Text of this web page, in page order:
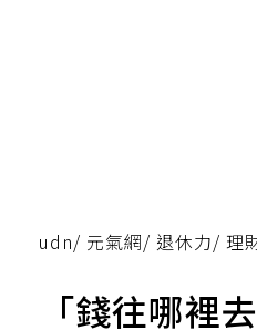
udn/ 元氣網/ 退休力/ 理
「錢往哪裡